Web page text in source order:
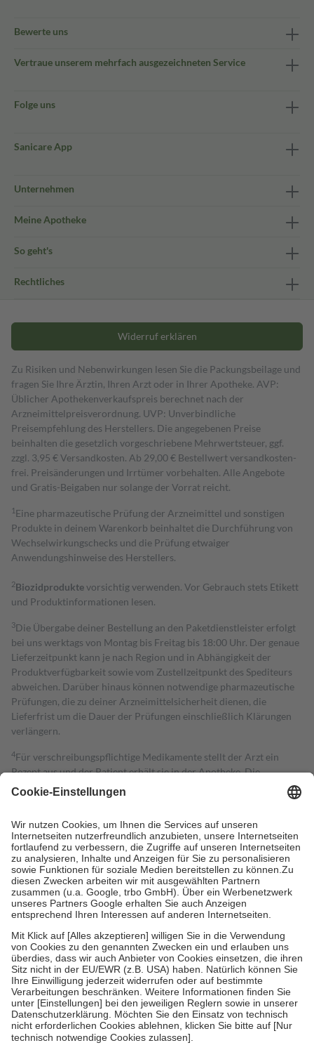
Bewerte uns
Vertraue unserem mehrfach ausgezeichneten Service
Folge uns
Sanicare App
Unternehmen
Meine Apotheke
So geht's
Rechtliches
Widerruf erklären
Zu Risiken und Nebenwirkungen lesen Sie die Packungsbeilage und
fragen Sie Ihre Ärztin, Ihren Arzt oder in Ihrer Apotheke. AVP:
Üblicher Apothekenverkaufspreis berechnet nach der
Arzneimittelpreisverordnung. UVP: Unverbindliche
Preisempfehlung des Herstellers. Die angegebenen Preise
beinhalten die gesetzlich vorgeschriebene Mehrwertsteuer, ggf.
zzgl. 3,95 € Versandkosten. Ab 29,00 € Bestell­wert versand­kosten­
frei. Preisänderungen und Irrtümer vorbehalten. Alle Angebote
und Gratis-Beigaben nur solange der Vorrat reicht.
1 Eine pharmazeutische Prüfung der Arzneimittel und sonstigen
Produkte in deinem Warenkorb beinhaltet die Durchführung von
Wechselwirkungschecks und die Prüfung etwaiger
Anwendungshinweise des Herstellers.
2Biozidproduktevorsichtig verwenden. Vor Gebrauch stets Etikett
und Produktinformationen lesen.
3Die Übergabe deiner Bestellung an den Paketdienstleister erfolgt
bei uns werktags von Montag bis Freitag bis 18:00 Uhr. Der genaue
Lieferzeitpunkt kann je nach Region und in Abhängigkeit der
Produktverfügbarkeit sowie vom Zustellzeitpunkt des Spediteurs
abweichen. Darüber hinaus können notwendige pharmazeutische
Prüfungen, die zu deiner Arzneimittelsicherheit dienen, die
Lieferfrist um die Dauer der Prüfungen einschließlich Klärungen
verlängern.
4Für verschreibungspflichtige Medikamente stellt der Arzt ein
Rezept aus und der Patient erhält sie in der Apotheke. Die
gesetzliche Krankenversicherung übernimmt in der Regel die
Kosten dafür, der Versicherte trägt einen Teil davon als Zuzahlung
Grundsätzlich leisten Mitglieder Zuzahlungen in Höhe von zehn
Prozent des Abgabepreises,mindestens jedochfünf Euround
höchstens zehn Euro.Es sind jedoch nie mehr als die tatsächlichen
Kosten der Leistung zu entrichten.
Diese Regeln gelten grundsätzlich auch für Online-Apotheken.
Bei Heilmitteln und häuslicher Krankenpflege beträgt die
Zuzahlung zehn Prozent der Kosten sowie zehn Euro je
Verordnung.
Um das Engagement der Versicherten für ihre eigene Gesundheit zu
stärken und die besondere Stellung der Familie zu unterstützen,
fallenkeine Zuzahlungenan bei:
• Kindern und Jugendlichen bis zum vollendeten 18. Lebensjahr
mit Ausnahme der Fahrkosten
• Untersuchungen zur Vorsorge und Früherkennung, die von der
GKV getragen werden